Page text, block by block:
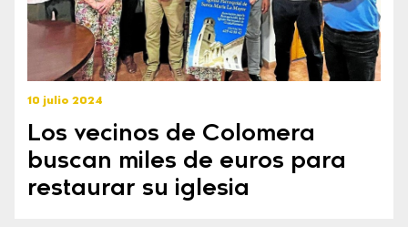
10 julio 2024
Los vecinos de Colomera
buscan miles de euros para
restaurar su iglesia